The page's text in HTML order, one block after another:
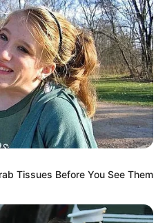
Tissues Before You See Them